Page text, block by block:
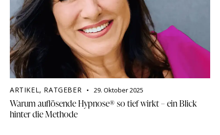
ARTIKEL, RATGEBER 29. Oktober 2025
Warum auflösende Hypnose® so tief wirkt – ein Blick
hinter die Methode